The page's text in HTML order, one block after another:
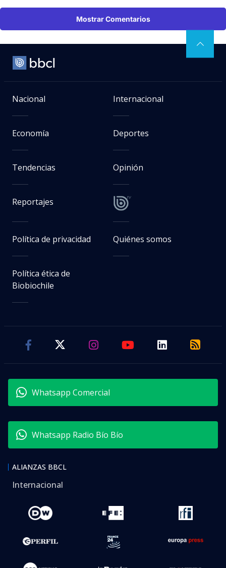
Mostrar Comentarios
Nacional Internacional
Economía Deportes
Tendencias Opinión
Reportajes
Política de privacidad Quiénes somos
Política ética de
Biobiochile
Whatsapp Comercial
Whatsapp Radio Bío Bío
ALIANZAS BBCL
Internacional